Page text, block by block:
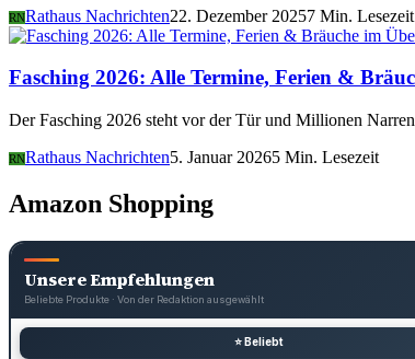
RNRathaus Nachrichten22. Dezember 20257 Min. Lesezeit
Fasching 2026: Alle Termine, Ferien &
Der Fasching 2026 steht vor der Tür und Millionen
RNRathaus Nachrichten5. Januar 20265 Min. Lesezeit
Amazon Shopping
Unsere Empfehlungen
Beliebte Produkte · Von der Redaktion ausgewählt
⭐ Beliebt